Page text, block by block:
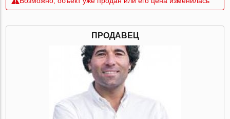
ПРОДАВЕЦ